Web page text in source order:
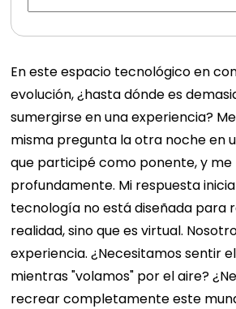
En este espacio tecnológico en
evolución, ¿hasta dónde es
sumergirse en una experiencia?
misma pregunta la otra noche en
que participé como ponente, y me
profundamente. Mi respuesta
tecnología no está diseñada para
realidad, sino que es virtual.
experiencia. ¿Necesitamos sentir
mientras "volamos" por el aire?
recrear completamente este